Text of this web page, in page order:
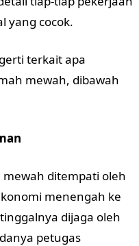
yang cocok.
terkait apa
mewah, dibawah
ditempati oleh
menengah ke
dijaga oleh
petugas